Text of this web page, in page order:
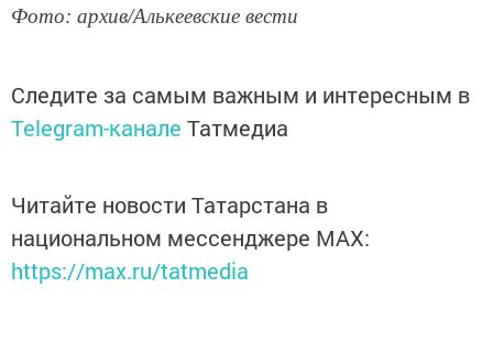
Фото: архив/Алькеевские вести
Следите за самым важным и интересным в
Telegram-канале Татмедиа
Читайте новости Татарстана в
национальном мессенджере MАХ:
https://max.ru/tatmedia